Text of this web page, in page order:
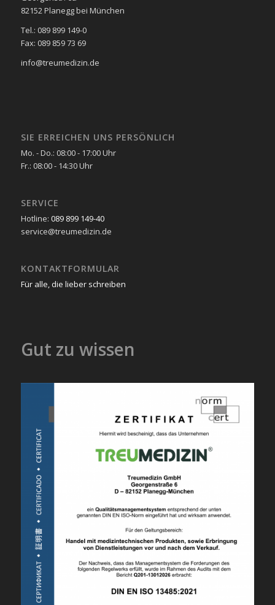
82152 Planegg bei München
Tel.: 089 899 149-0
Fax: 089 859 73 69
info@treumedizin.de
SIE ERREICHEN UNS PERSÖNLICH
Mo. - Do.: 08:00 - 17:00 Uhr
Fr.: 08:00 - 14:30 Uhr
SERVICE
Hotline: 089 899 149-40
service@treumedizin.de
KONTAKTFORMULAR
Für alle, die lieber schreiben
Gut zu wissen